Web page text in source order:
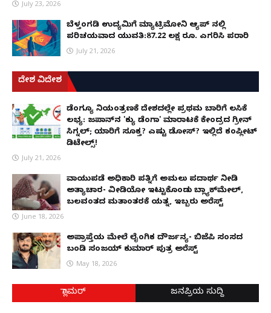
July 23, 2026
ಬೆಳ್ತಂಗಡಿ ಉದ್ಯಮಿಗೆ ಮ್ಯಾಟ್ರಿಮೋನಿ ಆ್ಯಪ್ ನಲ್ಲಿ
ಪರಿಚಯವಾದ ಯುವತಿ:87.22 ಲಕ್ಷ ರೂ. ಎಗರಿಸಿ ಪರಾರಿ
July 21, 2026
ದೇಶ ವಿದೇಶ
ಡೆಂಗ್ಯೂ ನಿಯಂತ್ರಣಕ್ಕೆ ದೇಶದಲ್ಲೇ ಪ್ರಥಮ ಬಾರಿಗೆ ಲಸಿಕೆ
ಲಭ್ಯ: ಜಪಾನ್‌ನ 'ಕ್ಯು ಡೆಂಗಾ' ಮಾರಾಟಕ್ಕೆ ಕೇಂದ್ರದ ಗ್ರೀನ್
ಸಿಗ್ನಲ್; ಯಾರಿಗೆ ಸೂಕ್ತ? ಎಷ್ಟು ಡೋಸ್? ಇಲ್ಲಿದೆ ಕಂಪ್ಲೀಟ್
ಡಿಟೇಲ್ಸ್!
July 21, 2026
ವಾಯುಪಡೆ ಅಧಿಕಾರಿ ಪತ್ನಿಗೆ ಅಮಲು ಪದಾರ್ಥ ನೀಡಿ
ಅತ್ಯಾಚಾರ- ವೀಡಿಯೋ ಇಟ್ಟುಕೊಂಡು ಬ್ಲ್ಯಾಕ್‌ಮೇಲ್,
ಬಲವಂತದ ಮತಾಂತರಕ್ಕೆ ಯತ್ನ, ಇಬ್ಬರು ಅರೆಸ್ಟ್
June 18, 2026
ಅಪ್ರಾಪ್ತೆಯ ಮೇಲೆ ಲೈಂಗಿಕ ದೌರ್ಜನ್ಯ- ಬಿಜೆಪಿ ಸಂಸದ
ಬಂಡಿ ಸಂಜಯ್ ಕುಮಾರ್ ಪುತ್ರ ಅರೆಸ್ಟ್
May 18, 2026
ಗ್ಲಾಮರ್ ಜನಪ್ರಿಯ ಸುದ್ದಿ